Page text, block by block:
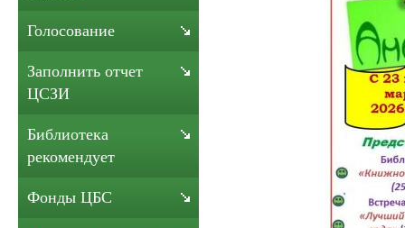
Голосование
Заполнить отчет
ЦСЗИ
Библиотека
рекомендует
Фонды ЦБС